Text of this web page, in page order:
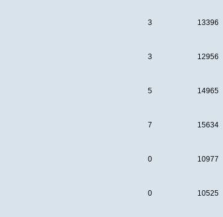
3 13396
3 12956
5 14965
7 15634
0 10977
0 10525